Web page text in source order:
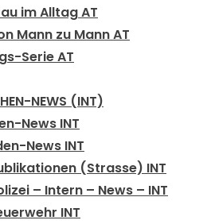
im Alltag AT
Mann zu Mann AT
Serie AT
NEWS (INT)
News INT
News INT
(Strasse) INT
– Intern – News – INT
INT